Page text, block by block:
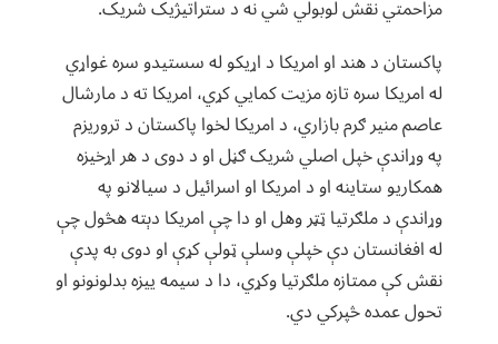
مزاحمتي نقش لوبولي شي نه د ستراتيژيک شريک.
پاکستان د هند او امريکا د اړيکو له سستيدو سره غواړي
له امريکا سره تازه مزيت کمايي کړي، امريکا ته د مارشال
عاصم منير ګرم بازاري، د امريکا لخوا پاکستان د تروريزم
په وړاندې خپل اصلي شريک ګڼل او د دوى د هر اړخيزه
همکاريو ستاينه او د امريکا او اسرائيل د سيالانو په
وړاندې د ملګرتيا ټټر وهل او دا چې امريکا دېته هڅول چې
له افغانستان دې خپلې وسلې ټولې کړې او دوى به پدې
نقش کې ممتازه ملګرتيا وکړي، دا د سيمه ييزه بدلونونو او
تحول عمده څپرکي دي.